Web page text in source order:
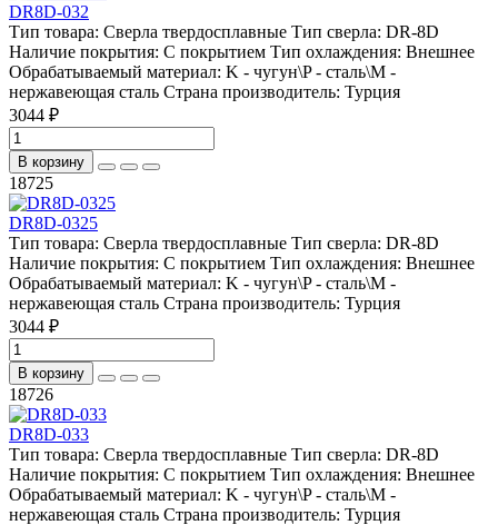
DR8D-032
Тип товара: Сверла твердосплавные Тип сверла: DR-8D
Наличие покрытия: С покрытием Тип охлаждения: Внешнее
Обрабатываемый материал: K - чугун\P - сталь\М -
нержавеющая сталь Страна производитель: Турция
3044 ₽
В корзину
18725
DR8D-0325
Тип товара: Сверла твердосплавные Тип сверла: DR-8D
Наличие покрытия: С покрытием Тип охлаждения: Внешнее
Обрабатываемый материал: K - чугун\P - сталь\М -
нержавеющая сталь Страна производитель: Турция
3044 ₽
В корзину
18726
DR8D-033
Тип товара: Сверла твердосплавные Тип сверла: DR-8D
Наличие покрытия: С покрытием Тип охлаждения: Внешнее
Обрабатываемый материал: K - чугун\P - сталь\М -
нержавеющая сталь Страна производитель: Турция